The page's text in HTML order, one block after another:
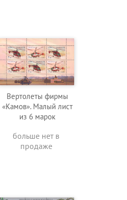
Вертолеты фирмы
«Камов». Малый лист
из 6 марок
больше нет в
продаже